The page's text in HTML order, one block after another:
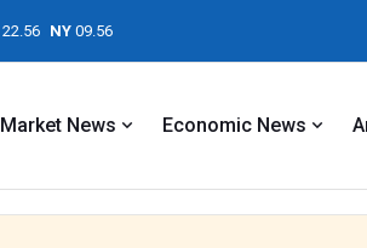
22.56 NY 09.56
Market News Economic News